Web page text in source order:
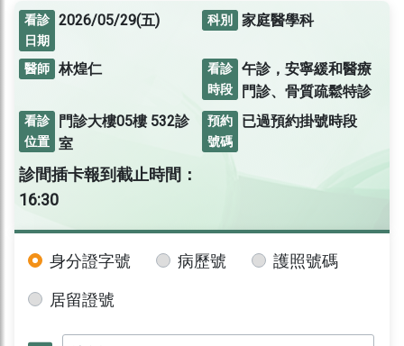
看診
日期
2026/05/29(五) 科別 家庭醫學科
醫師 林煌仁
看診
時段
午診，安寧緩和醫療
門診、骨質疏鬆特診
看診
位置
門診大樓05樓532診
室
預約
號碼
已過預約掛號時段
診間插卡報到截止時間：
16:30
身分證字號 病歷號
護照號碼
居留證號